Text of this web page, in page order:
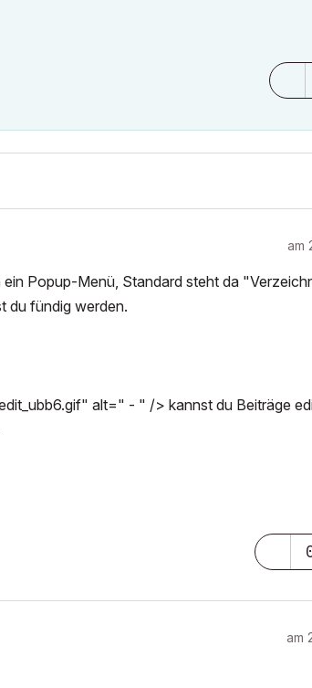
am
Popup-Menü, Standard steht da
du fündig werden.
alt=" - " /> kannst du Beiträge
am